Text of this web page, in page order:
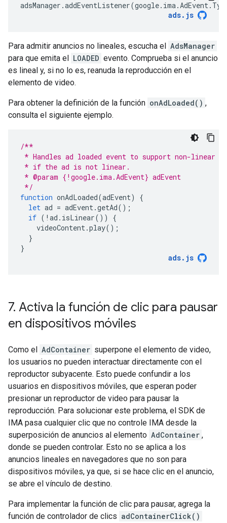
adsManager .addEventListener(google. ima.AdEvent.
ads. js
Para admitir anuncios no lineales, escucha el AdsManager
para que emita el LOADED evento. Comprueba si el anuncio
es lineal y, si no lo es, reanuda la reproducción en el
elemento de video.
Para obtener la definición de la función onAdLoaded() ,
consulta el siguiente ejemplo.
/**
* Handles ad loaded event to support non-linear
* if the ad is not linear.
* @param {!google.ima.AdEvent} adEvent
*/
function onAdLoaded(adEvent)
{
let ad = adEvent.getAd();
if ( ! ad . isLinear())
{
videoContent.play();
}
}
ads. js
7. Activa la función de clic para pausar
en dispositivos móviles
Como el AdContainer superpone el elemento de video,
los usuarios no pueden interactuar directamente con el
reproductor subyacente. Esto puede confundir a los
usuarios en dispositivos móviles, que esperan poder
presionar un reproductor de video para pausar la
reproducción. Para solucionar este problema, el SDK de
IMA pasa cualquier clic que no controle IMA desde la
superposición de anuncios al elemento AdContainer ,
donde se pueden controlar. Esto no se aplica a los
anuncios lineales en navegadores que no son para
dispositivos móviles, ya que, si se hace clic en el anuncio,
se abre el vínculo de destino.
Para implementar la función de clic para pausar, agrega la
función de controlador de clics adContainerClick()